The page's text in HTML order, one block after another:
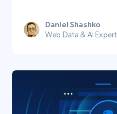
Daniel Shashko
Web Data & AI Expert